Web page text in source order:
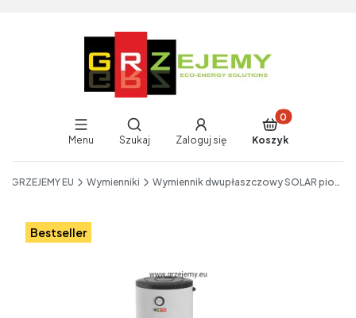
Menu
Otwórz wyszukiwarkę
Szukaj Zaloguj się
Produkty w
Koszyk
GRZEJEMY EU Wymienniki Wymiennik dwupłaszczowy SOLAR pionowy
Etykiety
Bestseller